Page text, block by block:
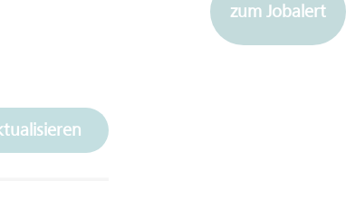
zum Jobalert